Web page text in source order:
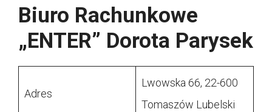
Biuro Rachunkowe
„ENTER” Dorota Parysek
Adres
Lwowska 66, 22-600
Tomaszów Lubelski